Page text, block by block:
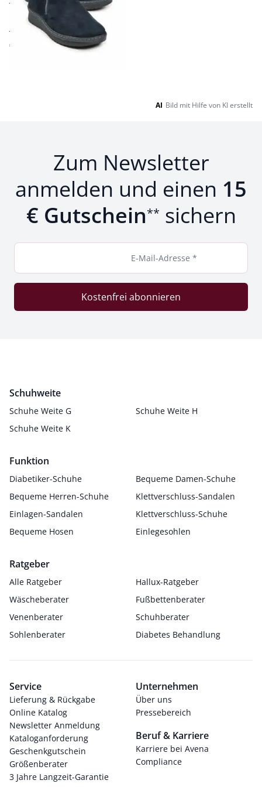
dämpfende
Luftpolstersohle
Extra-Weite K
€ 179,00
AI Bild mit Hilfe von KI erstellt
Zum Newsletter
anmelden und einen 15
€ Gutschein** sichern
E-Mail-Adresse *
Kostenfrei abonnieren
Schuhweite
Schuhe Weite G
Schuhe Weite H
Schuhe Weite K
Funktion
Diabetiker-Schuhe
Bequeme Damen-Schuhe
Bequeme Herren-Schuhe
Klettverschluss-Sandalen
Einlagen-Sandalen
Klettverschluss-Schuhe
Bequeme Hosen
Einlegesohlen
Ratgeber
Alle Ratgeber
Hallux-Ratgeber
Wäscheberater
Fußbettenberater
Venenberater
Schuhberater
Sohlenberater
Diabetes Behandlung
Service
Lieferung & Rückgabe
Online Katalog
Newsletter Anmeldung
Kataloganforderung
Geschenkgutschein
Größenberater
3 Jahre Langzeit-Garantie
Unternehmen
Über uns
Pressebereich
Beruf & Karriere
Karriere bei Avena
Compliance